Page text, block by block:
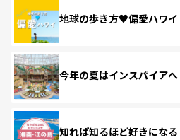
地球の歩き方♥偏愛ハワイ
今年の夏はインスパイアへ
知れば知るほど好きにな